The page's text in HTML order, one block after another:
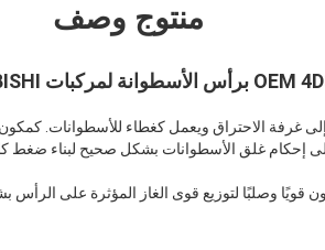
منتوج وصف
إلى غرفة الاحتراق ويعمل كغطاء للأسطوانات.
إحكام غلق الأسطوانات بشكل صحيح لبناء ضغط